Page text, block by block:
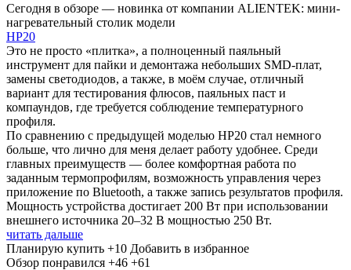
Сегодня в обзоре — новинка от компании ALIENTEK: мини-
нагревательный столик модели
HP20
Это не просто «плитка», а полноценный паяльный
инструмент для пайки и демонтажа небольших SMD-плат,
замены светодиодов, а также, в моём случае, отличный
вариант для тестирования флюсов, паяльных паст и
компаундов, где требуется соблюдение температурного
профиля.
По сравнению с предыдущей моделью HP20 стал немного
больше, что лично для меня делает работу удобнее. Среди
главных преимуществ — более комфортная работа по
заданным термопрофилям, возможность управления через
приложение по Bluetooth, а также запись результатов профиля.
Мощность устройства достигает 200 Вт при использовании
внешнего источника 20–32 В мощностью 250 Вт.
читать дальше
Планирую купить +10 Добавить в избранное
Обзор понравился +46 +61